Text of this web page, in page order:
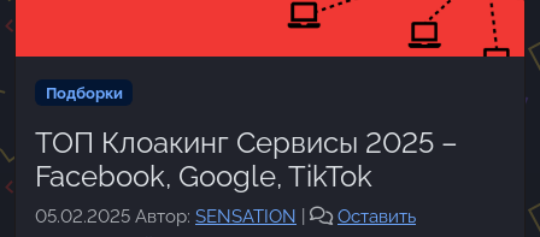
Подборки
ТОП Клоакинг Сервисы 2025 –
Facebook, Google, TikTok
05.02.2025 Автор: SENSATION
Оставить